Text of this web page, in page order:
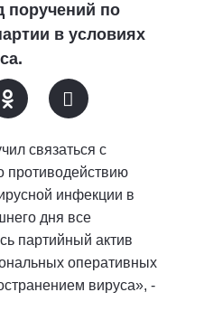
поручений по
в условиях
связаться с
инфекции в
дня все
партийный актив
оперативных
вируса», -